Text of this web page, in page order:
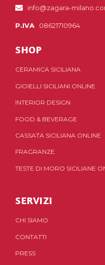
info@zagara-
P.IVA 08621710964
SHOP
CERAMICA SICILIANA
GIOIELLI SICILIANI ONLINE
INTERIOR DESIGN
FOOD & BEVERAGE
CASSATA SICILIANA ONLINE
FRAGRANZE
TESTE DI MORO SICILIANE
SERVIZI
CHI SIAMO
CONTATTI
PRESS